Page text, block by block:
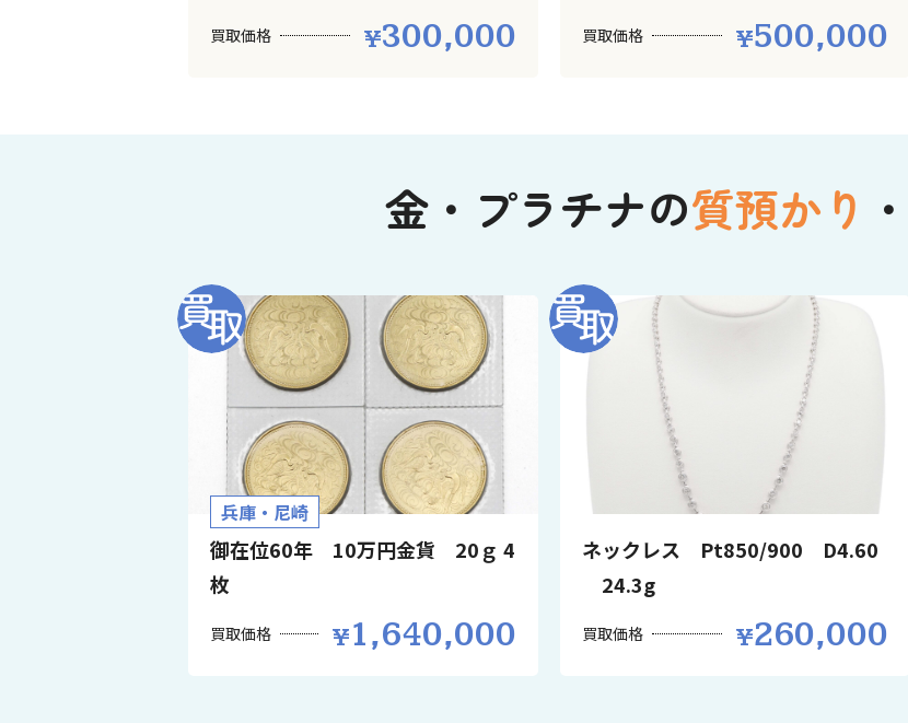
買取価格 300,000 買取価格 500,000
金・プラチナの質預かり ・
兵庫・尼崎
御在位60年 10万円金貨 20ｇ 4
枚
買取価格 1,640,000
ネックレス Pt850/900 D4.60
24.3g
買取価格 260,000